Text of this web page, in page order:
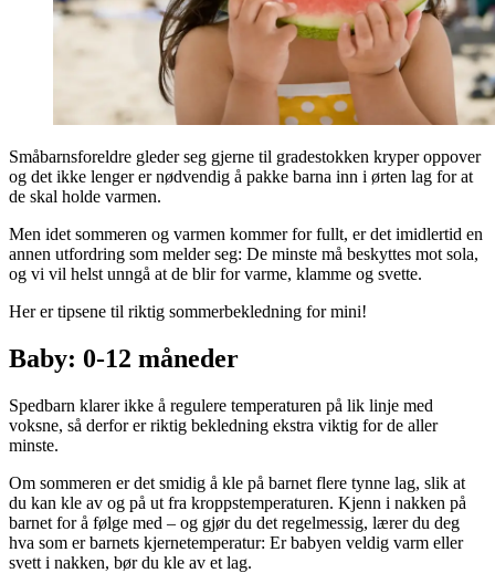
Småbarnsforeldre gleder seg gjerne til gradestokken kryper oppover
og det ikke lenger er nødvendig å pakke barna inn i ørten lag for at
de skal holde varmen.
Men idet sommeren og varmen kommer for fullt, er det imidlertid en
annen utfordring som melder seg: De minste må beskyttes mot sola,
og vi vil helst unngå at de blir for varme, klamme og svette.
Her er tipsene til riktig sommerbekledning for mini!
Baby: 0-12 måneder
Spedbarn klarer ikke å regulere temperaturen på lik linje med
voksne, så derfor er riktig bekledning ekstra viktig for de aller
minste.
Om sommeren er det smidig å kle på barnet flere tynne lag, slik at
du kan kle av og på ut fra kroppstemperaturen. Kjenn i nakken på
barnet for å følge med – og gjør du det regelmessig, lærer du deg
hva som er barnets kjernetemperatur: Er babyen veldig varm eller
svett i nakken, bør du kle av et lag.